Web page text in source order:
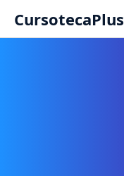
CursotecaPlus